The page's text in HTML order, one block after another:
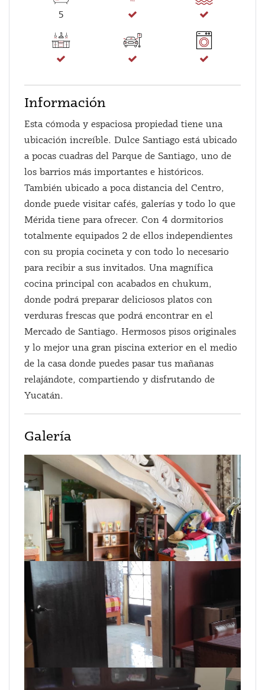
5
Información
Esta cómoda y espaciosa propiedad tiene una
ubicación increíble. Dulce Santiago está ubicado
a pocas cuadras del Parque de Santiago, uno de
los barrios más importantes e históricos.
También ubicado a poca distancia del Centro,
donde puede visitar cafés, galerías y todo lo que
Mérida tiene para ofrecer. Con 4 dormitorios
totalmente equipados 2 de ellos independientes
con su propia cocineta y con todo lo necesario
para recibir a sus invitados. Una magnífica
cocina principal con acabados en chukum,
donde podrá preparar deliciosos platos con
verduras frescas que podrá encontrar en el
Mercado de Santiago. Hermosos pisos originales
y lo mejor una gran piscina exterior en el medio
de la casa donde puedes pasar tus mañanas
relajándote, compartiendo y disfrutando de
Yucatán.
Galería